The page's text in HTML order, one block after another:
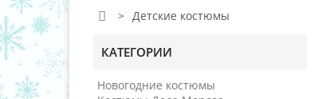
> Детские костюмы
КАТЕГОРИИ
Новогодние костюмы